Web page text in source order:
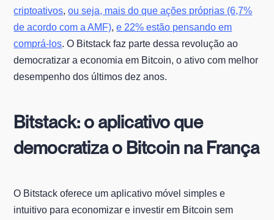
criptoativos,ou seja, mais do que ações próprias (6,7%
de acordo com a AMF),e 22% estão pensando em
comprá-los. O Bitstack faz parte dessa revolução ao
democratizar a economia em Bitcoin, o ativo com melhor
desempenho dos últimos dez anos.
Bitstack: o aplicativo que
democratiza o Bitcoin na França
O Bitstack oferece um aplicativo móvel simples e
intuitivo para economizar e investir em Bitcoin sem